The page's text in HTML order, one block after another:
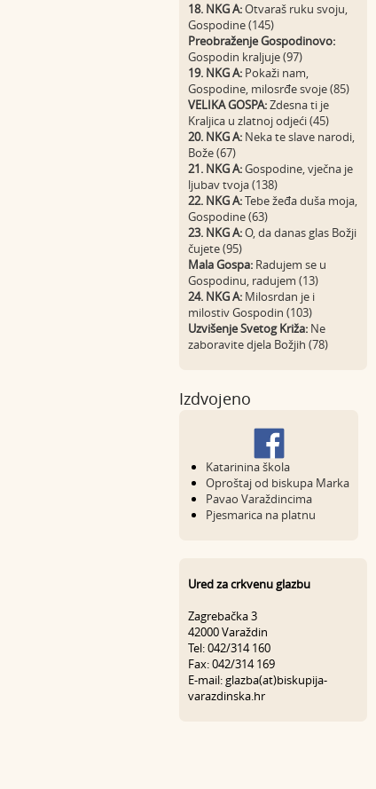
18. NKG A:Otvaraš ruku svoju,
Gospodine (145)
Preobraženje Gospodinovo:
Gospodin kraljuje (97)
19. NKG A: Pokaži nam,
Gospodine, milosrđe svoje (85)
VELIKA GOSPA:Zdesna ti je
Kraljica u zlatnoj odjeći (45)
20. NKG A: Neka te slave narodi,
Bože (67)
21. NKG A:Gospodine, vječna je
ljubav tvoja (138)
22. NKG A:Tebe žeđa duša moja,
Gospodine (63)
23. NKG A:O, da danas glas Božji
čujete (95)
Mala Gospa: Radujem se u
Gospodinu, radujem (13)
24. NKG A: Milosrdan je i
milostiv Gospodin (103)
Uzvišenje Svetog Križa: Ne
zaboravite djela Božjih (78)
Izdvojeno
Katarinina škola
Oproštaj od biskupa Marka
Pavao Varaždincima
Pjesmarica na platnu
Ured za crkvenu glazbu
Zagrebačka 3
42000 Varaždin
Tel: 042/314 160
Fax: 042/314 169
E-mail: glazba(at)biskupija-
varazdinska.hr